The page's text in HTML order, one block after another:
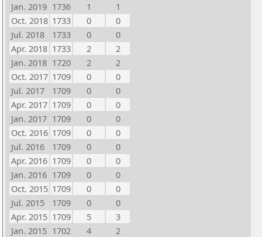
Jan. 2019 1736 1
1
Oct. 2018 1733 0
0
Jul. 2018
1733 0
0
Apr. 2018 1733 2
2
Jan. 2018 1720 2
2
Oct. 2017 1709 0
0
Jul. 2017
1709 0
0
Apr. 2017 1709 0
0
Jan. 2017 1709 0
0
Oct. 2016 1709 0
0
Jul. 2016
1709 0
0
Apr. 2016 1709 0
0
Jan. 2016 1709 0
0
Oct. 2015 1709 0
0
Jul. 2015
1709 0
0
Apr. 2015 1709 5
3
Jan. 2015 1702 4
2